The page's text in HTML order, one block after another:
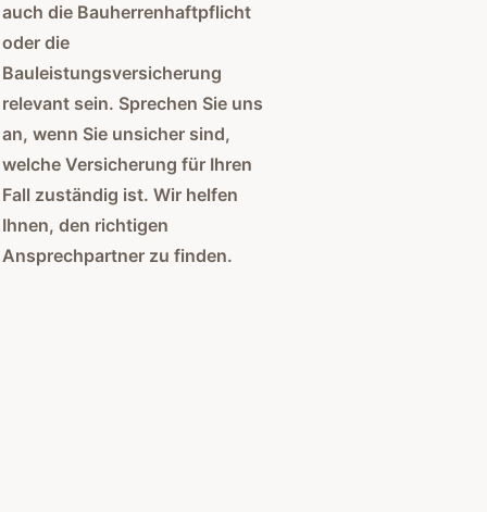
auch die Bauherrenhaftpflicht
oder die
Bauleistungsversicherung
relevant sein. Sprechen Sie uns
an, wenn Sie unsicher sind,
welche Versicherung für Ihren
Fall zuständig ist. Wir helfen
Ihnen, den richtigen
Ansprechpartner zu finden.